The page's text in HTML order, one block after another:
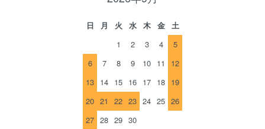
日 月 火 水 木 金
土
1
2 3 4
5
6
7 8 9 10 11
12
13 14 15 16 17 18 19
20 21 22 23 24 25 26
27 28 29 30